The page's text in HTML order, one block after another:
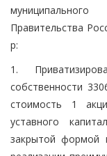
Правительства
р:
1.
собственности
стоимость 1
уставного
закрытой формой